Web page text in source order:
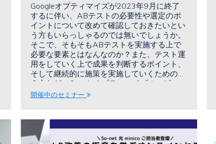
Googleオプティマイズが2023年9月に終了
するに伴い、ABテストの必要性や選定のポ
イントについて改めて確認しておきたいとい
う方もいらっしゃるのでは無いでしょうか。
そこで、そもそもABテストを実施する上で
必要な要素とはなんなのか？また、テスト運
用をしていく上で成果を判断するポイント、
そして継続的に施策を実施していくための考
え方など、Googleオプティマイズのヘビー
ユーザーであった企業のご担当者様に直接
開催中のセミナー